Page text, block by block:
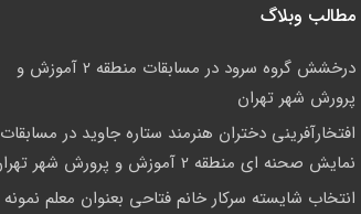
مطالب وبلاگ
درخشش گروه سرود در مسابقات منطقه 2 آموزش و
پرورش شهر تهران
افتخارآفرینی دختران هنرمند ستاره جاوید در مسابقات
نمایش صحنه ای منطقه 2 آموزش و پرورش شهر تهران
انتخاب شایسته سرکار خانم فتاحی بعنوان معلم نمونه